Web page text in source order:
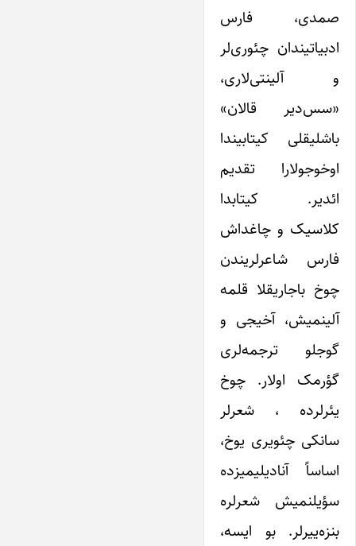
صمدی، فارس
ادبیاتیندان چئوری‌لر
و آلینتی‌لاری،
«سس‌دیر قالان»
باشلیقلی کیتابیندا
اوخوجولارا تقدیم
ائدیر. کیتابدا
کلاسیک و چاغداش
فارس شاعرلریندن
چوخ باجاریقلا قلمه
آلینمیش، آخیجی و
گوجلو ترجمه‌لری
گؤرمک اولار. چوخ
یئرلرده ، شعرلر
سانکی چئویری یوخ،
اساساً آنادیلیمیزده
سؤیلنمیش شعرلره
بنزه‌ییرلر. بو ایسه،